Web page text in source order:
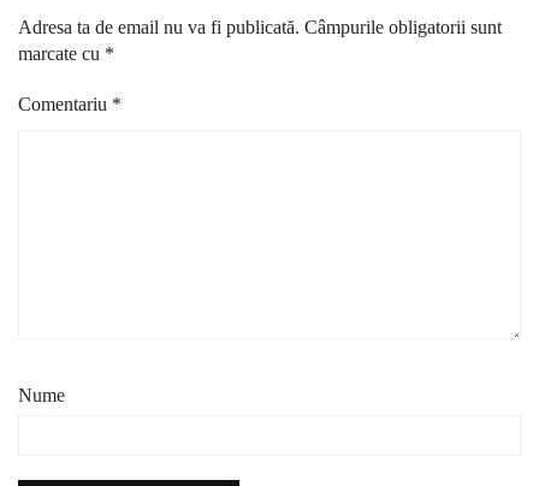
Adresa ta de email nu va fi publicată. Câmpurile obligatorii sunt
marcate cu *
Comentariu *
Nume